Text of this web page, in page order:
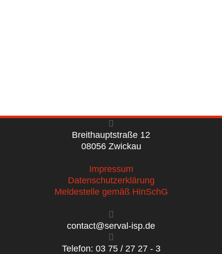
Breithauptstraße 12
08056 Zwickau
Impressum
Datenschutzerklärung
Meldestelle gemäß HinSchG
contact@serval-isp.de
Telefon: 03 75 / 27 27 - 3